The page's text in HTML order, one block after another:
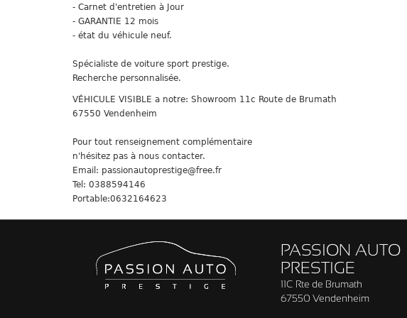
- Carnet d'entretien à Jour
- GARANTIE 12 mois
- état du véhicule neuf.
Spécialiste de voiture sport prestige.
Recherche personnalisée.
VÉHICULE VISIBLE a notre: Showroom 11c Route de Brumath
67550 Vendenheim
Pour tout renseignement complémentaire
n'hésitez pas à nous contacter.
Email: passionautoprestige@free.fr
Tel: 0388594146
Portable:0632164623
PASSION AUTO
PRESTIGE
11C Rte de Brumath
67550 Vendenheim